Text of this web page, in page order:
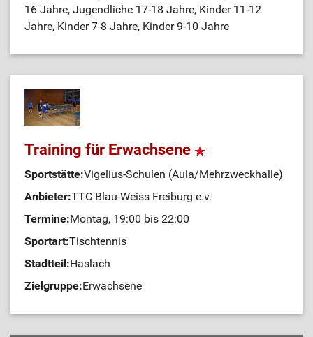
16 Jahre, Jugendliche 17-18 Jahre, Kinder 11-12
Jahre, Kinder 7-8 Jahre, Kinder 9-10 Jahre
Training für Erwachsene
Sportstätte:Vigelius-Schulen (Aula/Mehrzweckhalle)
Anbieter:TTC Blau-Weiss Freiburg e.v.
Termine:Montag, 19:00 bis 22:00
Sportart:Tischtennis
Stadtteil:Haslach
Zielgruppe:Erwachsene